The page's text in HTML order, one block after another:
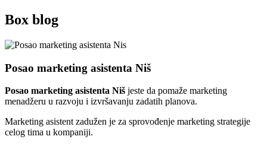
Box blog
Posao marketing asistenta Niš
Posao marketing asistenta Niš jeste da pomaže marketing
menadžeru u razvoju i izvršavanju zadatih planova.
Marketing asistent zadužen je za sprovođenje marketing strategije
celog tima u kompaniji.